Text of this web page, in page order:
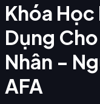
Khóa Học
Dụng
Nhân -
AFA